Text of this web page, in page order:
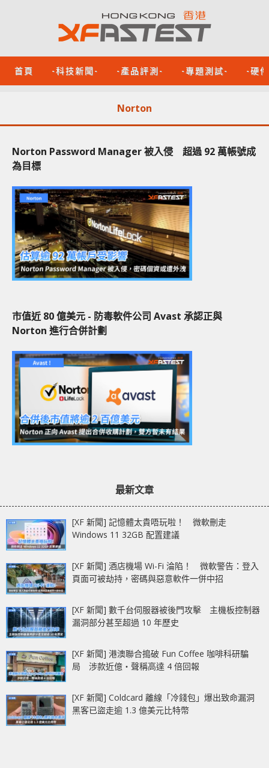
首頁 -科技新聞- -產品評測- -專題測試- -硬
Norton
Norton Password Manager 被入侵 超過 92 萬帳號成
為目標
市值近 80 億美元 - 防毒軟件公司 Avast 承認正與
Norton 進行合併計劃
最新文章
[XF 新聞] 記憶體太貴唔玩啦！ 微軟刪走
Windows 11 32GB 配置建議
[XF 新聞] 酒店機場 Wi-Fi 淪陷！ 微軟警告：登入
頁面可被劫持，密碼與惡意軟件一併中招
[XF 新聞] 數千台伺服器被後門攻擊 主機板控制器
漏洞部分甚至超過 10 年歷史
[XF 新聞] 港澳聯合搗破 Fun Coffee 咖啡科研騙
局 涉款近億‧聲稱高達 4 倍回報
[XF 新聞] Coldcard 離線「冷錢包」爆出致命漏洞
黑客已盜走逾 1.3 億美元比特幣